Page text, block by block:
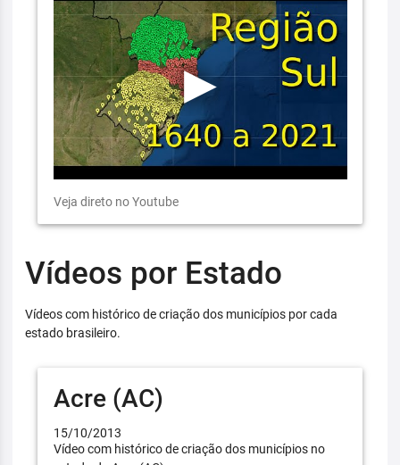
Veja direto no Youtube
Vídeos por Estado
Vídeos com histórico de criação dos municípios por cada
estado brasileiro.
Acre (AC)
15/10/2013
Vídeo com histórico de criação dos municípios no